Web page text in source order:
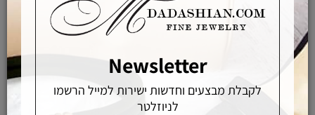
אחראיות בלעדית משלוחים מהירים רכישה מאובטחת
מדריך לבחירת מידת טבעת
Newsletter
לקבלת מבצעים וחדשות ישירות למייל הרשמו
לניוזלטר